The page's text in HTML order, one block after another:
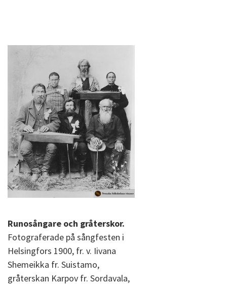
Runosångare och gråterskor.
Fotograferade på sångfesten i
Helsingfors 1900, fr. v. Iivana
Shemeikka fr. Suistamo,
gråterskan Karpov fr. Sordavala,